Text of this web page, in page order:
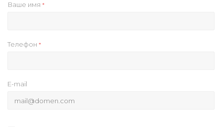
Ваше имя *
Телефон *
E-mail